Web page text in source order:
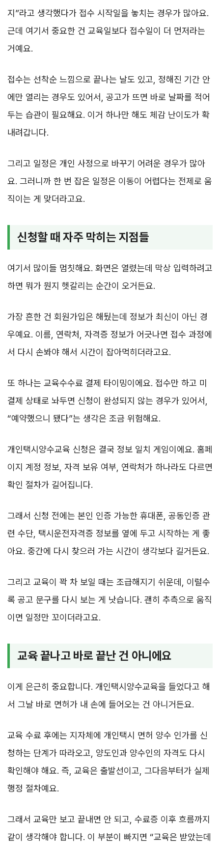
지”라고 생각했다가 접수 시작일을 놓치는 경우가 많아요.
근데 여기서 중요한 건 교육일보다 접수일이 더 먼저라는
거예요.
접수는 선착순 느낌으로 끝나는 날도 있고, 정해진 기간 안
에만 열리는 경우도 있어서, 공고가 뜨면 바로 날짜를 적어
두는 습관이 필요해요. 이거 하나만 해도 체감 난이도가 확
내려갑니다.
그리고 일정은 개인 사정으로 바꾸기 어려운 경우가 많아
요. 그러니까 한 번 잡은 일정은 이동이 어렵다는 전제로 움
직이는 게 맞더라고요.
신청할 때 자주 막히는 지점들
여기서 많이들 멈칫해요. 화면은 열렸는데 막상 입력하려고
하면 뭐가 뭔지 헷갈리는 순간이 오거든요.
가장 흔한 건 회원가입은 해뒀는데 정보가 최신이 아닌 경
우예요. 이름, 연락처, 자격증 정보가 어긋나면 접수 과정에
서 다시 손봐야 해서 시간이 잡아먹히더라고요.
또 하나는 교육수수료 결제 타이밍이에요. 접수만 하고 미
결제 상태로 놔두면 신청이 완성되지 않는 경우가 있어서,
“예약했으니 됐다”는 생각은 조금 위험해요.
개인택시양수교육 신청은 결국 정보 일치 게임이에요. 홈페
이지 계정 정보, 자격 보유 여부, 연락처가 하나라도 다르면
확인 절차가 길어집니다.
그래서 신청 전에는 본인 인증 가능한 휴대폰, 공동인증 관
련 수단, 택시운전자격증 정보를 옆에 두고 시작하는 게 좋
아요. 중간에 다시 찾으러 가는 시간이 생각보다 길거든요.
그리고 교육이 꽉 차 보일 때는 조급해지기 쉬운데, 이럴수
록 공고 문구를 다시 보는 게 낫습니다. 괜히 추측으로 움직
이면 일정만 꼬이더라고요.
교육 끝나고 바로 끝난 건 아니에요
이게 은근히 중요합니다. 개인택시양수교육을 들었다고 해
서 그날 바로 면허가 내 손에 들어오는 건 아니거든요.
교육 수료 후에는 지자체에 개인택시 면허 양수 인가를 신
청하는 단계가 따라오고, 양도인과 양수인의 자격도 다시
확인해야 해요. 즉, 교육은 출발선이고, 그다음부터가 실제
행정 절차예요.
그래서 교육만 보고 끝내면 안 되고, 수료증 이후 흐름까지
같이 생각해야 합니다. 이 부분이 빠지면 “교육은 받았는데